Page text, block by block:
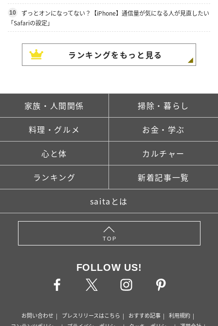
10
ずっとオンになってない？【iPhone】通信量が気になる人が見直したい
「Safariの設定」
ランキングをもっと見る
家族・人間関係 掃除・暮らし
料理・グルメ お金・学ぶ
心と体 カルチャー
ランキング 新着記事一覧
saitaとは
TOP
FOLLOW US!
お問い合わせ プレスリリースはこちら おすすめ記事
利用規約